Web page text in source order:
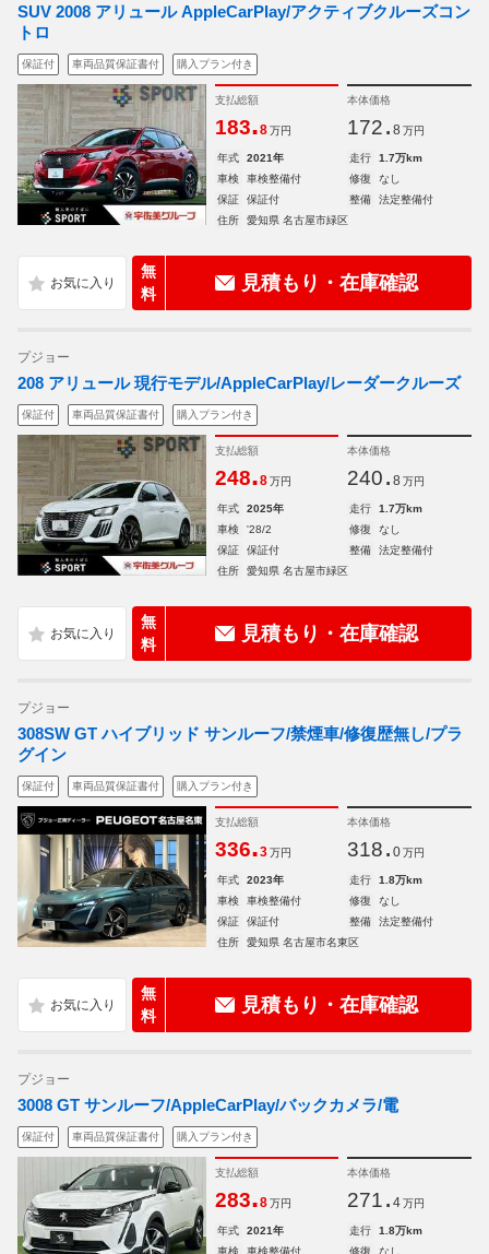
SUV 2008 アリュール AppleCarPlay/アクティブクルーズコン
トロ
保証付 車両品質保証書付 購入プラン付き
支払総額
183.8 万円
本体価格
172. 8 万円
年式 2021年 走行
1.7万km
車検
車検整備付 修復
なし
保証
保証付 整備
法定整備付
住所
愛知県 名古屋市緑区
無
料
見積もり・在庫確認
プジョー
208 アリュール 現行モデル/AppleCarPlay/レーダークルーズ
保証付 車両品質保証書付 購入プラン付き
支払総額
248.8 万円
本体価格
240. 8 万円
年式 2025年 走行
1.7万km
車検
'28/2 修復
なし
保証
保証付 整備
法定整備付
住所
愛知県 名古屋市緑区
無
料
見積もり・在庫確認
プジョー
308SW GT ハイブリッド サンルーフ/禁煙車/修復歴無し/プラ
グイン
保証付 車両品質保証書付 購入プラン付き
支払総額
336.3 万円
本体価格
318. 0 万円
年式 2023年 走行
1.8万km
車検
車検整備付 修復
なし
保証
保証付 整備
法定整備付
住所
愛知県 名古屋市名東区
無
料
見積もり・在庫確認
プジョー
3008 GT サンルーフ/AppleCarPlay/バックカメラ/電
保証付 車両品質保証書付 購入プラン付き
支払総額
283.8 万円
本体価格
271. 4 万円
年式 2021年 走行
1.8万km
車検
車検整備付 修復
なし